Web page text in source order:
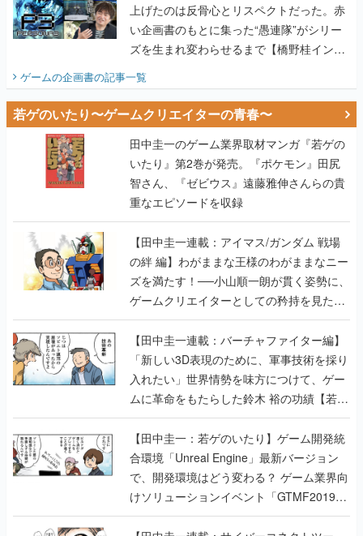
上げたのは反骨心とリスペクトだった。赤
い企画書のもとに集った“愚連隊”がシリー
ズを生まれ変わらせるまで【橋野桂インタ
ゲームの企画書の記事一覧
若ゲのいたり〜ゲームクリエイターの青春〜
田中圭一のゲーム業界取材マンガ『若ゲの
いたり』第2巻が発売。『ポケモン』田尻
智さん、『ゼビウス』遠藤雅伸さんらの貴
重なエピソードを収録
【田中圭一連載：アイマス/ガンダム 戦場
の絆 編】わがままな王様のわがままなニー
ズを満たす！──小山順一朗が貫く姿勢に、
ゲームクリエイターとしての矜持を見た
【若ゲのいたり最終回】
【田中圭一連載：バーチャファイター編】
「新しい3D表現のために、軍事技術を採り
入れたい」世界情勢を味方につけて、ゲー
ムに革命をもたらした鈴木 裕の功績【若ゲ
のいたり】
【田中圭一：若ゲのいたり】ゲーム開発統
合環境「Unreal Engine」最新バージョン
で、開発環境はどう変わる？ ゲーム業界向
けソリューションイベント「GTMF2019」
に行って、より理解を深めよう【PR】